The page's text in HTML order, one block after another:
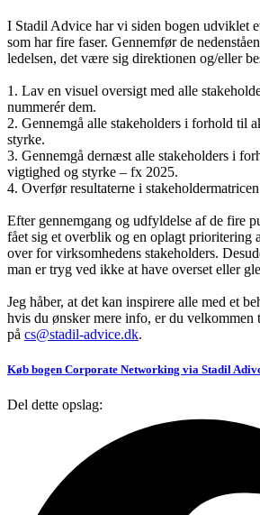
I Stadil Advice har vi siden bogen udviklet
som har fire faser. Gennemfør de
ledelsen, det være sig direktionen og/eller
1. Lav en visuel oversigt med alle
nummerér dem.
2. Gennemgå alle stakeholders i forhold til
styrke.
3. Gennemgå dernæst alle stakeholders i
vigtighed og styrke – fx 2025.
4. Overfør resultaterne i
Efter gennemgang og udfyldelse af de fire
fået sig et overblik og en oplagt prioritering
over for virksomhedens stakeholders.
man er tryg ved ikke at have overset eller
Jeg håber, at det kan inspirere alle med et
hvis du ønsker mere info, er du velkommen
på cs@stadil-advice.dk.
Køb bogen Corporate Networking via Stadil
Del dette opslag: